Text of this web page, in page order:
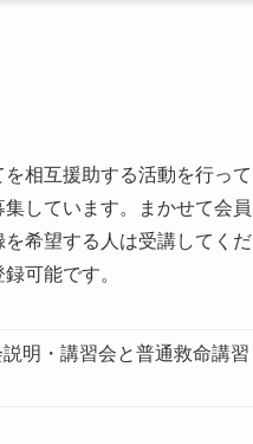
相互援助する活動を行っ
しています。まかせて会
希望する人は受講してくだ
可能です。
明・講習会と普通救命講習